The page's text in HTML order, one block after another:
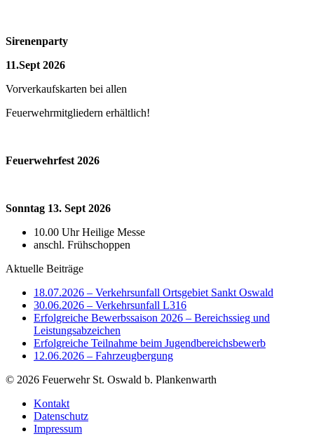
Sirenenparty
11.Sept 2026
Vorverkaufskarten bei allen
Feuerwehrmitgliedern erhältlich!
Feuerwehrfest 2026
Sonntag 13. Sept 2026
10.00 Uhr Heilige Messe
anschl. Frühschoppen
Aktuelle Beiträge
18.07.2026 – Verkehrsunfall Ortsgebiet Sankt Oswald
30.06.2026 – Verkehrsunfall L316
Erfolgreiche Bewerbssaison 2026 – Bereichssieg und
Leistungsabzeichen
Erfolgreiche Teilnahme beim Jugendbereichsbewerb
12.06.2026 – Fahrzeugbergung
© 2026 Feuerwehr St. Oswald b. Plankenwarth
Kontakt
Datenschutz
Impressum